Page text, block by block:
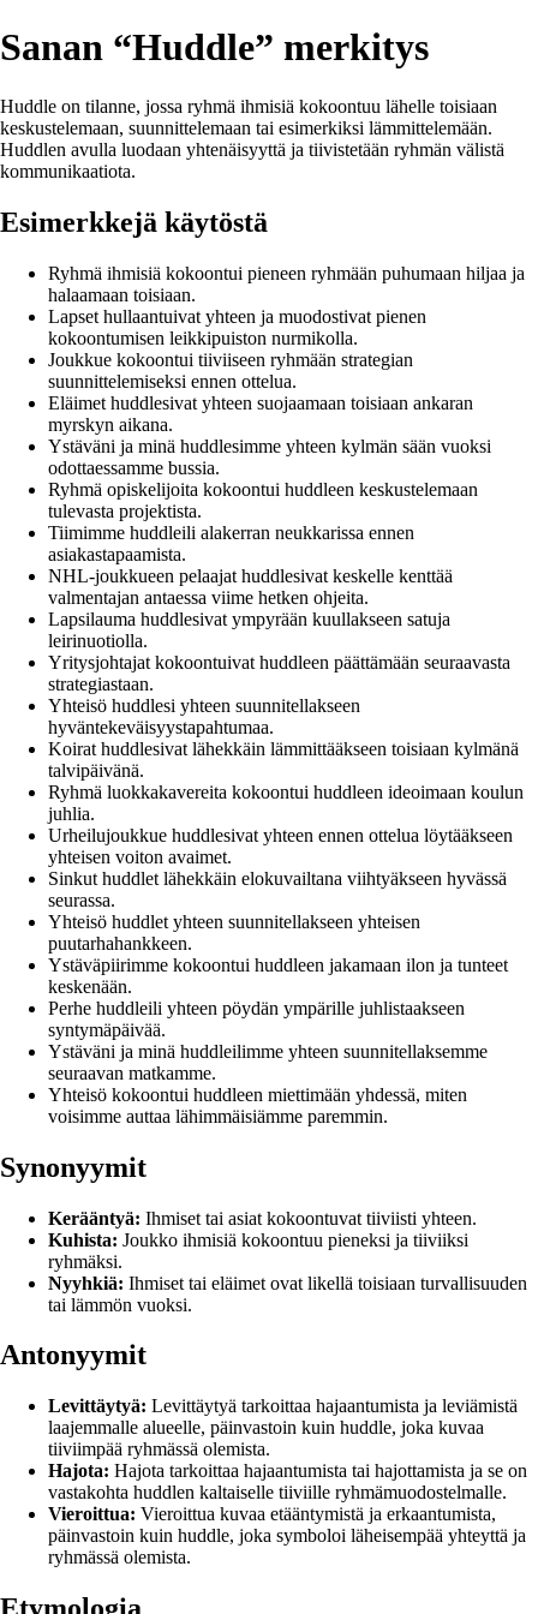
Sanan “Huddle” merkitys
Huddle on tilanne, jossa ryhmä ihmisiä kokoontuu lähelle toisiaan
keskustelemaan, suunnittelemaan tai esimerkiksi lämmittelemään.
Huddlen avulla luodaan yhtenäisyyttä ja tiivistetään ryhmän välistä
kommunikaatiota.
Esimerkkejä käytöstä
Ryhmä ihmisiä kokoontui pieneen ryhmään puhumaan hiljaa ja
halaamaan toisiaan.
Lapset hullaantuivat yhteen ja muodostivat pienen
kokoontumisen leikkipuiston nurmikolla.
Joukkue kokoontui tiiviiseen ryhmään strategian
suunnittelemiseksi ennen ottelua.
Eläimet huddlesivat yhteen suojaamaan toisiaan ankaran
myrskyn aikana.
Ystäväni ja minä huddlesimme yhteen kylmän sään vuoksi
odottaessamme bussia.
Ryhmä opiskelijoita kokoontui huddleen keskustelemaan
tulevasta projektista.
Tiimimme huddleili alakerran neukkarissa ennen
asiakastapaamista.
NHL-joukkueen pelaajat huddlesivat keskelle kenttää
valmentajan antaessa viime hetken ohjeita.
Lapsilauma huddlesivat ympyrään kuullakseen satuja
leirinuotiolla.
Yritysjohtajat kokoontuivat huddleen päättämään seuraavasta
strategiastaan.
Yhteisö huddlesi yhteen suunnitellakseen
hyväntekeväisyystapahtumaa.
Koirat huddlesivat lähekkäin lämmittääkseen toisiaan kylmänä
talvipäivänä.
Ryhmä luokkakavereita kokoontui huddleen ideoimaan koulun
juhlia.
Urheilujoukkue huddlesivat yhteen ennen ottelua löytääkseen
yhteisen voiton avaimet.
Sinkut huddlet lähekkäin elokuvailtana viihtyäkseen hyvässä
seurassa.
Yhteisö huddlet yhteen suunnitellakseen yhteisen
puutarhahankkeen.
Ystäväpiirimme kokoontui huddleen jakamaan ilon ja tunteet
keskenään.
Perhe huddleili yhteen pöydän ympärille juhlistaakseen
syntymäpäivää.
Ystäväni ja minä huddleilimme yhteen suunnitellaksemme
seuraavan matkamme.
Yhteisö kokoontui huddleen miettimään yhdessä, miten
voisimme auttaa lähimmäisiämme paremmin.
Synonyymit
Kerääntyä: Ihmiset tai asiat kokoontuvat tiiviisti yhteen.
Kuhista: Joukko ihmisiä kokoontuu pieneksi ja tiiviiksi
ryhmäksi.
Nyyhkiä: Ihmiset tai eläimet ovat likellä toisiaan turvallisuuden
tai lämmön vuoksi.
Antonyymit
Levittäytyä: Levittäytyä tarkoittaa hajaantumista ja leviämistä
laajemmalle alueelle, päinvastoin kuin huddle, joka kuvaa
tiiviimpää ryhmässä olemista.
Hajota: Hajota tarkoittaa hajaantumista tai hajottamista ja se on
vastakohta huddlen kaltaiselle tiiviille ryhmämuodostelmalle.
Vieroittua: Vieroittua kuvaa etääntymistä ja erkaantumista,
päinvastoin kuin huddle, joka symboloi läheisempää yhteyttä ja
ryhmässä olemista.